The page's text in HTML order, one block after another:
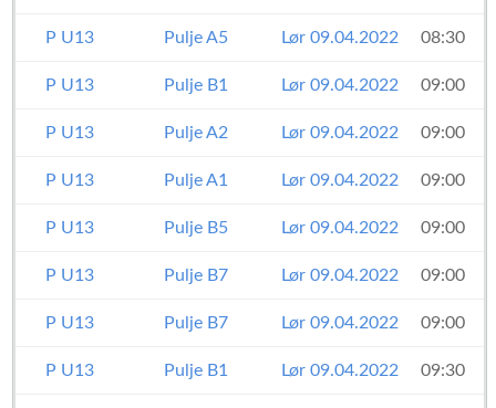
P U13 Pulje A5 Lør 09.04.2022 08:30
P U13 Pulje B1 Lør 09.04.2022 09:00
P U13 Pulje A2 Lør 09.04.2022 09:00
P U13 Pulje A1 Lør 09.04.2022 09:00
P U13 Pulje B5 Lør 09.04.2022 09:00
P U13 Pulje B7 Lør 09.04.2022 09:00
P U13 Pulje B7 Lør 09.04.2022 09:00
P U13 Pulje B1 Lør 09.04.2022 09:30